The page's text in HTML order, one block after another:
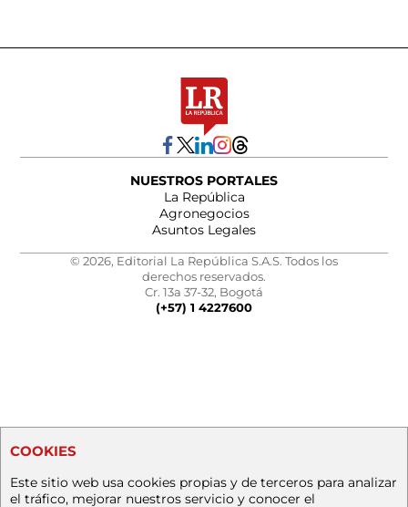
NUESTROS PORTALES
La República
Agronegocios
Asuntos Legales
© 2026, Editorial La República S.A.S. Todos los
derechos reservados.
Cr. 13a 37-32, Bogotá
(+57) 1 4227600
COOKIES
Este sitio web usa cookies propias y de terceros para analizar
el tráfico, mejorar nuestros servicio y conocer el